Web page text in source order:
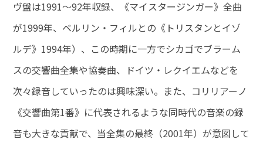
ヴ盤は1991～92年収録、《マイスタージンガー》全曲
が1999年、ベルリン・フィルとの《トリスタンとイゾ
ルデ》1994年）、この時期に一方でシカゴでブラーム
スの交響曲全集や協奏曲、ドイツ・レクイエムなどを
次々録音していったのは興味深い。また、コリリアーノ
《交響曲第1番》に代表されるような同時代の音楽の録
音も大きな貢献で、当全集の最終（2001年）が意図して